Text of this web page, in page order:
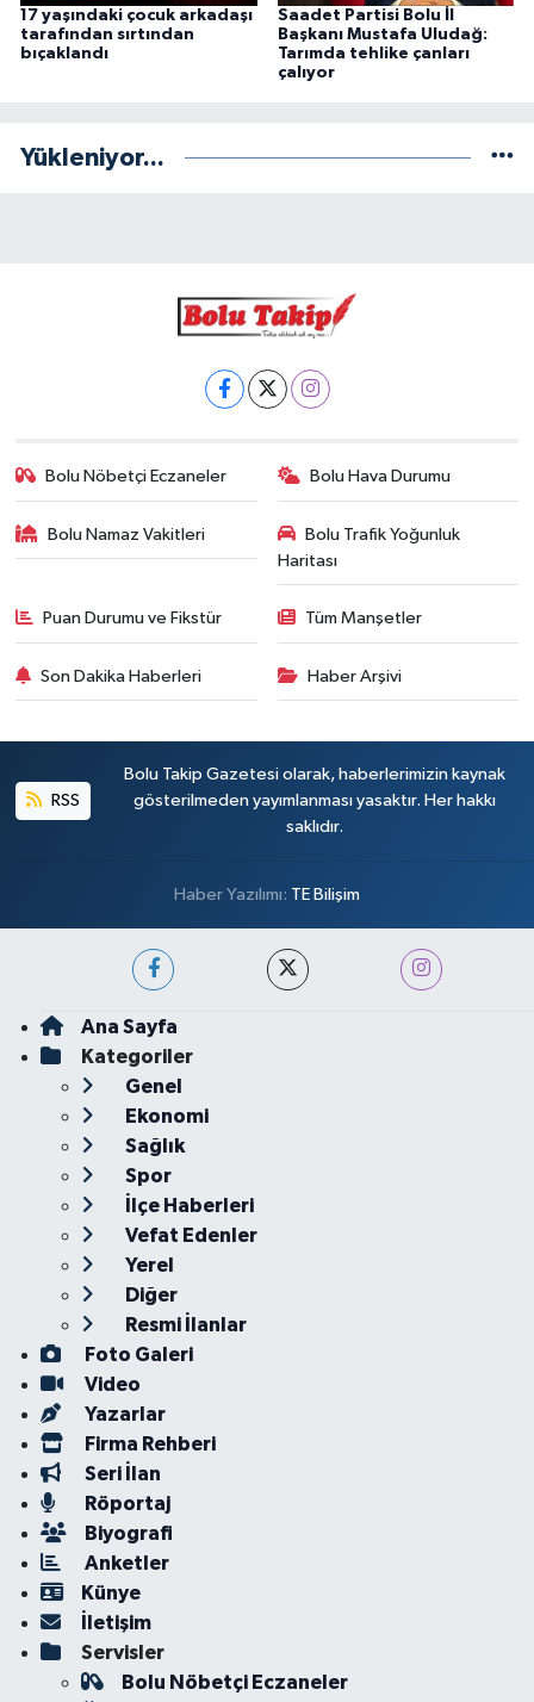
17 yaşındaki çocuk arkadaşı
tarafından sırtından
bıçaklandı
Saadet Partisi Bolu İl
Başkanı Mustafa Uludağ:
Tarımda tehlike çanları
çalıyor
Yükleniyor...
Bolu Nöbetçi Eczaneler Bolu Hava Durumu
Bolu Namaz Vakitleri
Bolu Trafik Yoğunluk
Haritası
Puan Durumu ve Fikstür Tüm Manşetler
Son Dakika Haberleri Haber Arşivi
RSS
Bolu Takip Gazetesi olarak, haberlerimizin kaynak
gösterilmeden yayımlanması yasaktır. Her hakkı
saklıdır.
Haber Yazılımı: TE Bilişim
Ana Sayfa
Kategoriler
Genel
Ekonomi
Sağlık
Spor
İlçe Haberleri
Vefat Edenler
Yerel
Diğer
Resmi İlanlar
Foto Galeri
Video
Yazarlar
Firma Rehberi
Seri İlan
Röportaj
Biyografi
Anketler
Künye
İletişim
Servisler
Bolu Nöbetçi Eczaneler